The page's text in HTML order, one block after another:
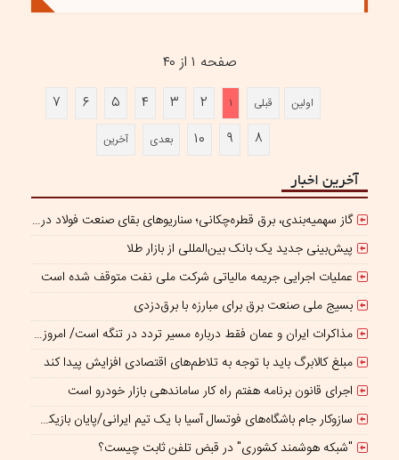
صفحه ۱ از ۴۰
اولین قبلی ۱ ۲ ۳ ۴ ۵ ۶
۷
۸
۹ ۱۰ بعدی آخرین
آخرین اخبار
گاز سهمیه‌بندی، برق قطره‌چکانی؛ سناریوهای بقای صنعت فولاد در برزخ ناترازی و ریسک‌های ژئوپلیتیک
پیش‌بینی جدید یک بانک بین‌المللی از بازار طلا
عملیات اجرایی جریمه مالیاتی شرکت ملی نفت متوقف شده است
بسیج ملی صنعت برق برای مبارزه با برق‌دزدی
مذاکرات ایران و عمان فقط درباره مسیر تردد در تنگه است/ امروز جایگاه بازدارندگی تنگه هرمز از بمب اتم هم بالاتر است
مبلغ کالابرگ باید با توجه به تلاطم‌های اقتصادی افزایش پیدا کند
اجرای قانون برنامه هفتم راه کار ساماندهی بازار خودرو است
سازوکار جام باشگاه‌های فوتسال آسیا با یک تیم ایرانی/پایان بازیکن قرضی؟
"شبکه هوشمند کشوری" در قبض تلفن ثابت چیست؟